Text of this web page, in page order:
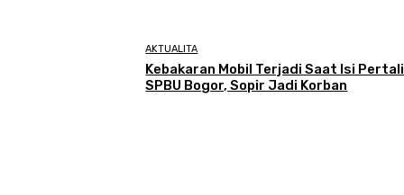
AKTUALITA
Kebakaran Mobil Terjadi Saat Isi
SPBU Bogor, Sopir Jadi Korban